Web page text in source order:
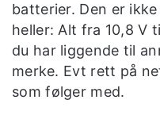
batterier. Den er
heller: Alt fra 10,8 V
du har liggende til
merke. Evt rett på
som følger med.